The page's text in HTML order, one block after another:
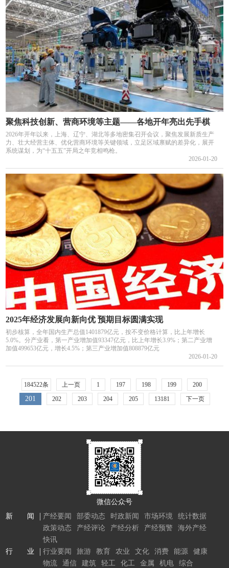
聚焦科技创新、营商环境等主题——各地开年亮出先手棋
2026年开年以来，上海、辽宁、湖北等多地密集召开会议，聚焦发展新质生产
力、壮大经营主体、优化营商环境等关键领域，立足区域禀赋的差异化，展开
系统谋划，为“十五五”开局之年竞相鸣枪。
2026-01-20
2025年经济发展向新向优 预期目标圆满实现
初步核算，全年国内生产总值1401879亿元，按不变价格计算，比上年增长
5.0%。分产业看，第一产业增加值93347亿元，比上年增长3.9%；第二产业增
加值499653亿元，增长4.5%；第三产业增加值808879亿元
2026-01-20
184522条 上一页 1 197 198 199 200
201 202 203 204 205 13181 下一页
微信公众号
新 闻
产经要闻 部委动态 时政新闻 市场环境
统计数据
政策动态
产经评论 产经分析 产经预警
海外产经
快讯
行 业
行业要闻 旅游 教育 农业 文化 消费 能源
健康
物流
通信 建筑 轻工 化工 金属 机电 综合